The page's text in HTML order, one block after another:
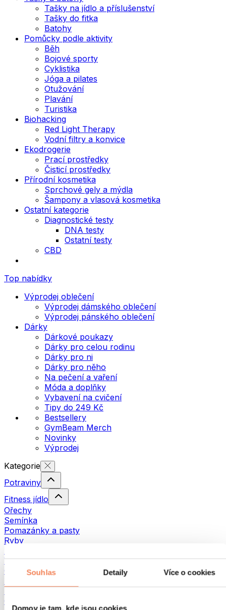
Souhlas Detaily Více o cookies
Domov je tam, kde jsou cookies
Tašky na jídlo a příslušenství
Tašky do fitka
Batohy
Pomůcky podle aktivity
Běh
Bojové sporty
Cyklistika
Jóga a pilates
Otužování
Plavání
Turistika
Biohacking
Red Light Therapy
Vodní filtry a konvice
Ekodrogerie
Prací prostředky
Čisticí prostředky
Přírodní kosmetika
Sprchové gely a mýdla
Šampony a vlasová kosmetika
Ostatní kategorie
Diagnostické testy
DNA testy
Ostatní testy
CBD
Top nabídky
Výprodej oblečení
Výprodej dámského oblečení
Výprodej pánského oblečení
Dárky
Dárkové poukazy
Dárky pro celou rodinu
Dárky pro ni
Dárky pro něho
Na pečení a vaření
Móda a doplňky
Vybavení na cvičení
Tipy do 249 Kč
Bestsellery
GymBeam Merch
Novinky
Výprodej
Kategorie
Potraviny
Fitness jídlo
Ořechy
Semínka
Pomazánky a pasty
Ryby
Vajíčka
Chléb a pečivo
Luštěniny
Ostatní fitness jídlo